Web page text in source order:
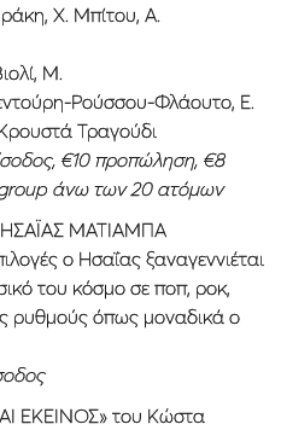
Χ. Μπίτου, Α.
Μ.
Ρούσσου-Φλάουτο, Ε.
Τραγούδι
€10 προπώληση, €8
άνω των 20 ατόμων
ΗΣΑÏΑΣ ΜΑΤΙΑΜΠΑ
ο Ησαΐας ξαναγεννιέται
του κόσμο σε ποπ, ροκ,
ρυθμούς όπως μοναδικά ο
ΕΚΕΙΝΟΣ» του Κώστα